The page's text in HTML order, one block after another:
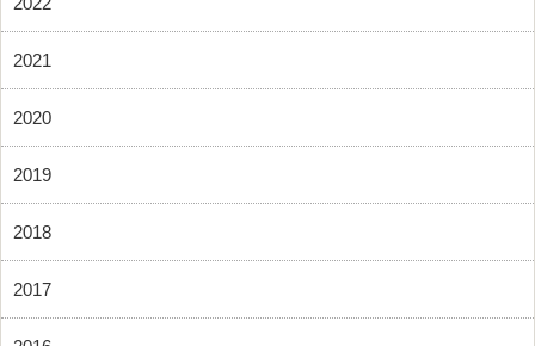
2021
2020
2019
2018
2017